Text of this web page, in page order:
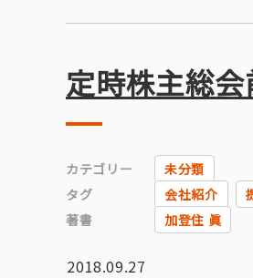
定時株主総
カテゴリー
未分類
タグ
会社紹介
著書
加登住 眞
2018.09.27